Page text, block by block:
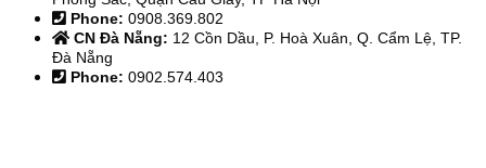
Phone: 0908.369.802
CN Đà Nẵng: 12 Cồn Dầu, P. Hoà Xuân, Q. Cẩm Lệ, TP.
Đà Nẵng
Phone: 0902.574.403